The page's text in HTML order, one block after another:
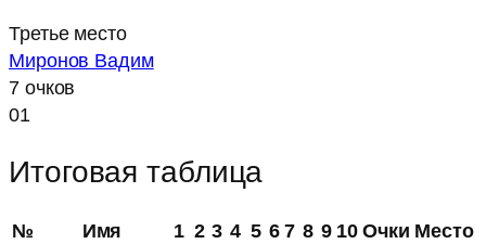
Третье место
Миронов Вадим
7 очков
01
Итоговая таблица
№ Имя 1 2 3 4 5 6 7 8 9 10 Очки Место